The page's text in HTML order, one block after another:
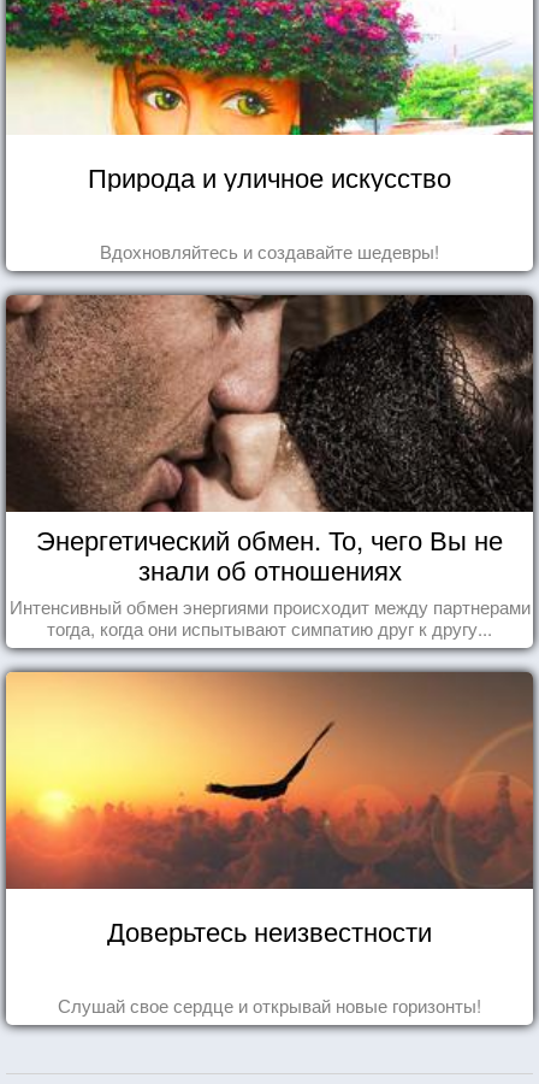
Природа и уличное искусство
Вдохновляйтесь и создавайте шедевры!
Энергетический обмен. То, чего Вы не
знали об отношениях
Интенсивный обмен энергиями происходит между партнерами
тогда, когда они испытывают симпатию друг к другу...
Доверьтесь неизвестности
Слушай свое сердце и открывай новые горизонты!